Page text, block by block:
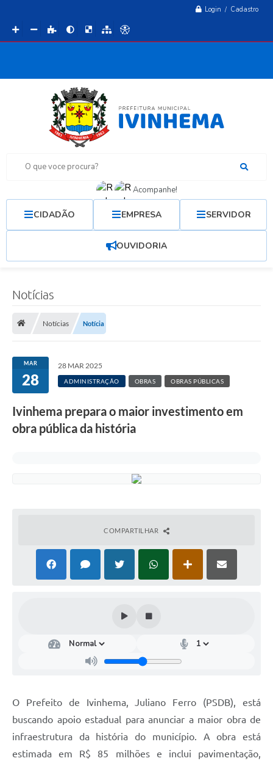
Login / Cadastro
O que voce procura?
Acompanhe!
CIDADÃO EMPRESA SERVIDOR
OUVIDORIA
Notícias
Notícias Notícia
MAR
28
28 MAR 2025
ADMINISTRAÇÃO OBRAS OBRAS PÚBLICAS
Ivinhema prepara o maior investimento em
obra pública da história
COMPARTILHAR
O Prefeito de Ivinhema, Juliano Ferro (PSDB), está
buscando apoio estadual para anunciar a maior obra de
infraestrutura da história do município. A obra está
estimada em R$ 85 milhões e inclui pavimentação,